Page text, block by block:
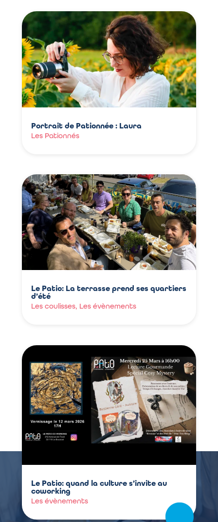
Portrait de Pationnée : Laura
Les Pationnés
Le Patio: La terrasse prend ses quartiers
d’été
Les coulisses, Les évènements
Le Patio: quand la culture s’invite au
coworking
Les évènements